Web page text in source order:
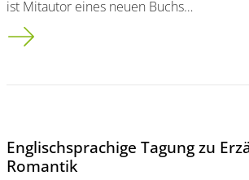
ist Mitautor eines neuen Buchs…
Wuppertaler Physiker bringt neues Buch
Englischsprachige Tagung zu
Romantik